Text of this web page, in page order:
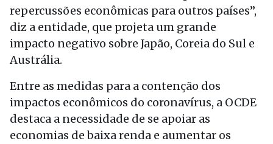
repercussões econômicas para outros países”,
diz a entidade, que projeta um grande
impacto negativo sobre Japão, Coreia do Sul e
Austrália.
Entre as medidas para a contenção dos
impactos econômicos do coronavírus, a OCDE
destaca a necessidade de se apoiar as
economias de baixa renda e aumentar os